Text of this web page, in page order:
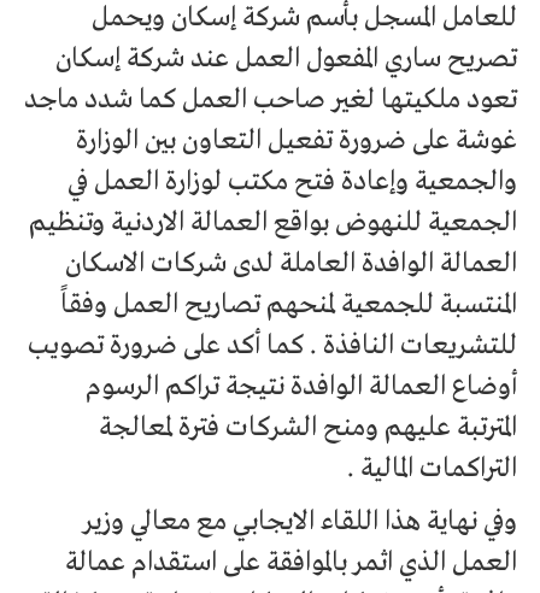
للعامل المسجل بأسم شركة إسكان ويحمل
تصريح ساري المفعول العمل عند شركة إسكان
تعود ملكيتها لغير صاحب العمل كما شدد ماجد
غوشة على ضرورة تفعيل التعاون بين الوزارة
والجمعية وإعادة فتح مكتب لوزارة العمل في
الجمعية للنهوض بواقع العمالة الاردنية وتنظيم
العمالة الوافدة العاملة لدى شركات الاسكان
المنتسبة للجمعية لمنحهم تصاريح العمل وفقاً
للتشريعات النافذة . كما أكد على ضرورة تصويب
أوضاع العمالة الوافدة نتيجة تراكم الرسوم
المترتبة عليهم ومنح الشركات فترة لمعالجة
التراكمات المالية .
وفي نهاية هذا اللقاء الايجابي مع معالي وزير
العمل الذي اثمر بالموافقة على استقدام عمالة